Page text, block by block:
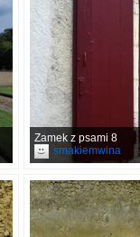
Zamek z psami 8
smakiemwina